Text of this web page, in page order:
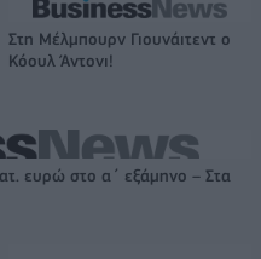
Στη Μέλμπουρν Γιουνάιτεντ ο
Κόουλ Άντονι!
ευρώ στο α΄ εξάμηνο – Στα